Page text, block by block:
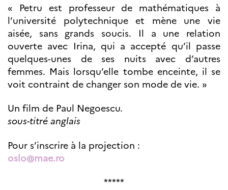
« Petru est professeur de mathématiques à
l’université polytechnique et mène une vie
aisée, sans grands soucis. Il a une relation
ouverte avec Irina, qui a accepté qu’il passe
quelques-unes de ses nuits avec d’autres
femmes. Mais lorsqu’elle tombe enceinte, il se
voit contraint de changer son mode de vie. »
Un film de Paul Negoescu.
sous-titré anglais
Pour s’inscrire à la projection :
oslo@mae.ro
*****